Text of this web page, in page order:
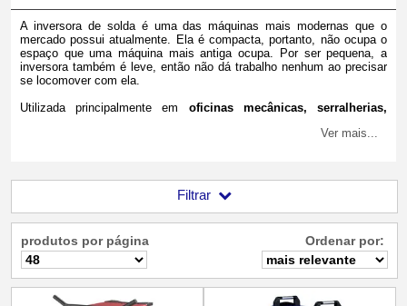
A inversora de solda é uma das máquinas mais modernas que o
mercado possui atualmente. Ela é compacta, portanto, não ocupa o
espaço que uma máquina mais antiga ocupa. Por ser pequena, a
inversora também é leve, então não dá trabalho nenhum ao precisar
se locomover com ela.
Utilizada principalmente em oficinas mecânicas, serralherias,
dois materiais por meio de uma solda, se é o seu caso, vale a pena
Ver mais...
Filtrar
produtos por página Ordenar por: